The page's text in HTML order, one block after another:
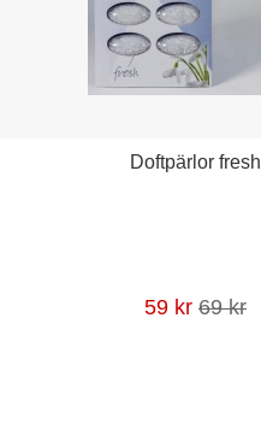
Doftpärlor fresh
59 kr 69 kr